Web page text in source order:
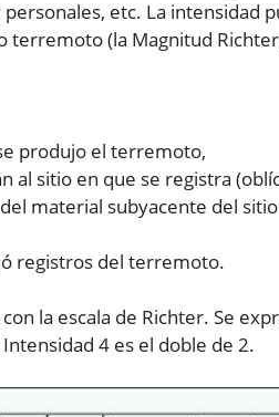
personales, etc. La
(la Magnitud
produjo el terremoto,
al sitio en que se registra
material subyacente del
registros del terremoto.
la escala de Richter. Se
4 es el doble de 2.